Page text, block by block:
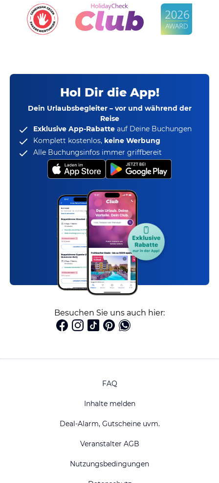
Hol Dir die App!
Dein Urlaubsbegleiter – vor und während der
Reise
Exklusive App-Rabatte auf Deine Buchungen
Komplett kostenlos, keine Werbung
Alle Buchungsinfos immer griffbereit
Besuchen Sie uns auch hier:
FAQ
Inhalte melden
Deal-Alarm, Gutscheine uvm.
Veranstalter AGB
Nutzungsbedingungen